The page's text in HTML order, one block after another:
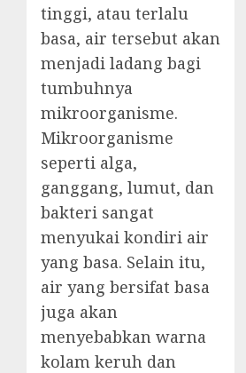
tinggi, atau terlalu
basa, air tersebut akan
menjadi ladang bagi
tumbuhnya
mikroorganisme.
Mikroorganisme
seperti alga,
ganggang, lumut, dan
bakteri sangat
menyukai kondiri air
yang basa. Selain itu,
air yang bersifat basa
juga akan
menyebabkan warna
kolam keruh dan